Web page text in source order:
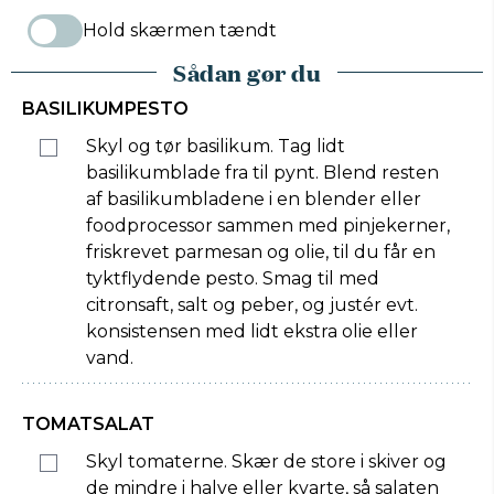
Hold skærmen tændt
Sådan gør du
BASILIKUMPESTO
Skyl og tør basilikum. Tag lidt
basilikumblade fra til pynt. Blend resten
af basilikumbladene i en blender eller
foodprocessor sammen med pinjekerner,
friskrevet parmesan og olie, til du får en
tyktflydende pesto. Smag til med
citronsaft, salt og peber, og justér evt.
konsistensen med lidt ekstra olie eller
vand.
TOMATSALAT
Skyl tomaterne. Skær de store i skiver og
de mindre i halve eller kvarte, så salaten